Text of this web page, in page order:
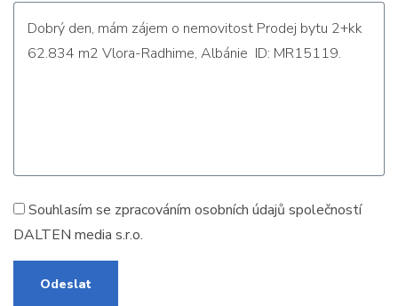
Souhlasím se zpracováním osobních údajů společností
DALTEN media s.r.o.
Odeslat